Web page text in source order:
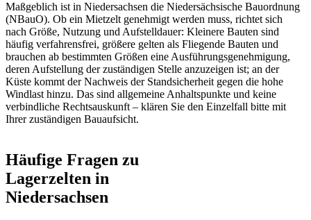
Maßgeblich ist in Niedersachsen die Niedersächsische Bauordnung
(NBauO). Ob ein Mietzelt genehmigt werden muss, richtet sich
nach Größe, Nutzung und Aufstelldauer: Kleinere Bauten sind
häufig verfahrensfrei, größere gelten als Fliegende Bauten und
brauchen ab bestimmten Größen eine Ausführungsgenehmigung,
deren Aufstellung der zuständigen Stelle anzuzeigen ist; an der
Küste kommt der Nachweis der Standsicherheit gegen die hohe
Windlast hinzu. Das sind allgemeine Anhaltspunkte und keine
verbindliche Rechtsauskunft – klären Sie den Einzelfall bitte mit
Ihrer zuständigen Bauaufsicht.
Häufige Fragen zu
Lagerzelten in
Niedersachsen